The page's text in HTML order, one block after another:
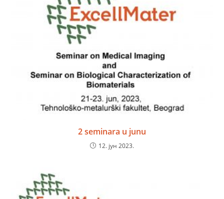
2 seminara u junu
12. јун 2023.